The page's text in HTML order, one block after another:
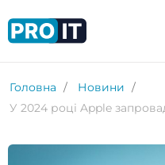
Головна
Новини